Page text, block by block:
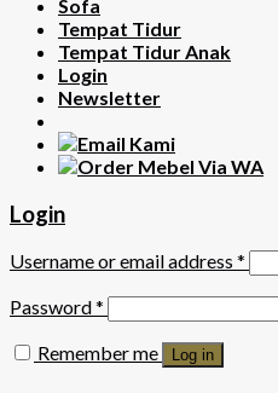
Sofa
Tempat Tidur
Tempat Tidur Anak
Login
Newsletter
Login
Username or email address *
Password*
Remember me
Log in